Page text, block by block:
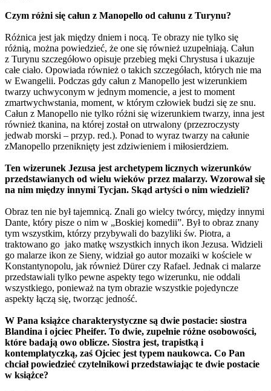
Czym różni się całun z Manopello od całunu z Turynu?
Różnica jest jak między dniem i nocą. Te obrazy nie tylko się
różnią, można powiedzieć, że one się również uzupełniają. Całun
z Turynu szczegółowo opisuje przebieg męki Chrystusa i ukazuje
całe ciało. Opowiada również o takich szczegółach, których nie ma
w Ewangelii. Podczas gdy całun z Manopello jest wizerunkiem
twarzy uchwyconym w jednym momencie, a jest to moment
zmartwychwstania, moment, w którym człowiek budzi się ze snu.
Całun z Manopello nie tylko różni się wizerunkiem twarzy, inna jest
również tkanina, na której został on utrwalony (przezroczysty
jedwab morski – przyp. red.). Ponad to wyraz twarzy na całunie
zManopello przeniknięty jest zdziwieniem i miłosierdziem.
Ten wizerunek Jezusa jest archetypem licznych wizerunków
przedstawianych od wielu wieków przez malarzy. Wzorował się
na nim między innymi Tycjan. Skąd artyści o nim wiedzieli?
Obraz ten nie był tajemnicą. Znali go wielcy twórcy, między innymi
Dante, który pisze o nim w „Boskiej komedii”. Był to obraz znany
tym wszystkim, którzy przybywali do bazyliki św. Piotra, a
traktowano go jako matkę wszystkich innych ikon Jezusa. Widzieli
go malarze ikon ze Sieny, widział go autor mozaiki w kościele w
Konstantynopolu, jak również Dürer czy Rafael. Jednak ci malarze
przedstawiali tylko pewne aspekty tego wizerunku, nie oddali
wszystkiego, ponieważ na tym obrazie wszystkie pojedyncze
aspekty łączą się, tworząc jedność.
W Pana książce charakterystyczne są dwie postacie: siostra
Blandina i ojciec Pheifer. To dwie, zupełnie różne osobowości,
które badają owo oblicze. Siostra jest, trapistką i
kontemplatyczką, zaś Ojciec jest typem naukowca. Co Pan
chciał powiedzieć czytelnikowi przedstawiając te dwie postacie
w książce?